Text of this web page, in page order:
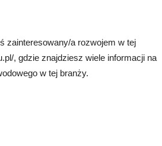
zainteresowany/a rozwojem w tej
, gdzie znajdziesz wiele informacji na
w tej branży.